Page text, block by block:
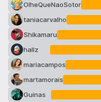
OlheQueNaoSotor
taniacarvalho
Shikamaru
hallz
mariacampos
martamorais
Guinas